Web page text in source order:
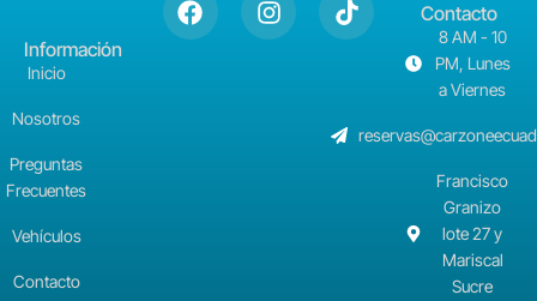
Información
Inicio
Nosotros
Preguntas
Frecuentes
Vehículos
Contacto
Contacto
8 AM - 10
PM, Lunes
a Viernes
Francisco
Granizo
lote 27 y
Mariscal
Sucre